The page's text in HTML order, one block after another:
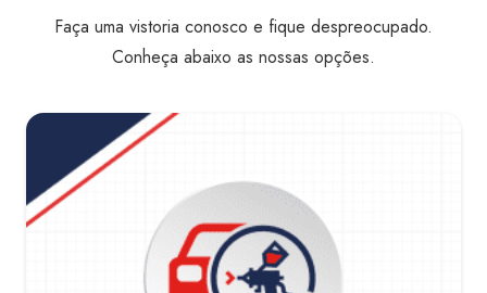
Faça uma vistoria conosco e fique despreocupado.
Conheça abaixo as nossas opções.